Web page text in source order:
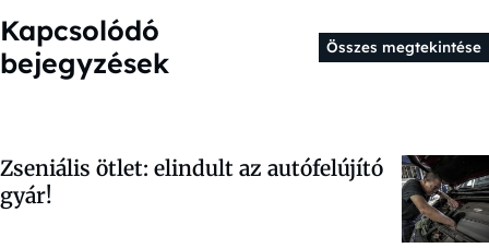
Kapcsolódó
bejegyzések
Összes megtekintése
Zseniális ötlet: elindult az autófelújító
gyár!